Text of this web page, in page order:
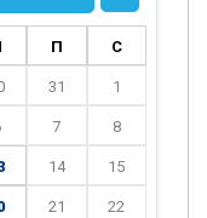
П С
31 1
7 8
14 15
21 22